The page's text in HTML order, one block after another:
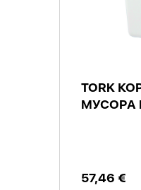
TORK
МУСОРА
57,46 €